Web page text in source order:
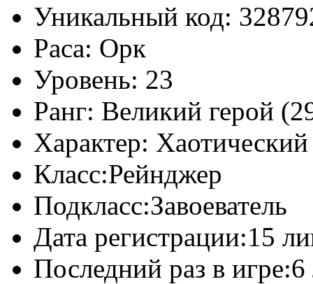
Уникальный код:
Раса: Орк
Уровень: 23
Ранг: Великий герой
Характер:
Класс:Рейнджер
Подкласс:Завоеватель
Дата регистрации:15
Последний раз в игре:6